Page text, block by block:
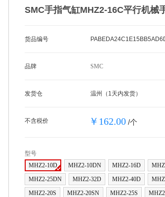
SMC手指气缸MHZ2-16C平行机械
货品编号
品牌 SMC
发货仓 温州（1天内发货）
不含税价 ￥162.00 /个
型号
MHZ2-10D
MHZ2-10DN MHZ2-16D
MHZ2-25DN
MHZ2-32D MHZ2-40D
MHZ2-20S
MHZ2-20SN MHZ2-25S